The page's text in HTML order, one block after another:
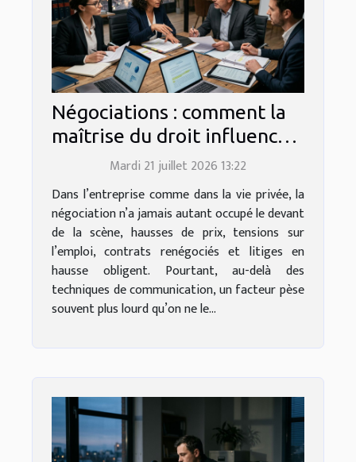
Négociations : comment la
maîtrise du droit influence
chaque compromis
Mardi 21 juillet 2026 13:22
Dans l’entreprise comme dans la vie privée, la
négociation n’a jamais autant occupé le devant
de la scène, hausses de prix, tensions sur
l’emploi, contrats renégociés et litiges en
hausse obligent. Pourtant, au-delà des
techniques de communication, un facteur pèse
souvent plus lourd qu’on ne le...